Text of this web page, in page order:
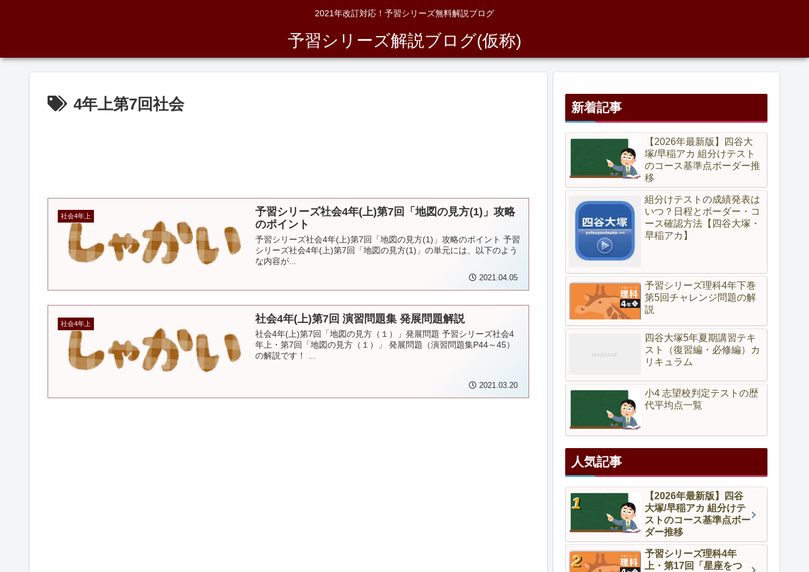
2021年改訂対応！予習シリーズ無料解説ブログ
予習シリーズ解説ブログ(仮称)
4年上第7回社会
社会4年上
予習シリーズ社会4年(上)第7回「地図の見方(1)」攻略
のポイント
予習シリーズ社会4年(上)第7回「地図の見方(1)」攻略のポイント 予習
シリーズ社会4年(上)第7回「地図の見方(1)」の単元には、以下のよう
な内容が...
2021.04.05
社会4年上 社会4年(上)第7回 演習問題集 発展問題解説
社会4年(上)第7回「地図の見方（１）」発展問題 予習シリーズ社会4
年上・第7回「地図の見方（１）」 発展問題（演習問題集P44～45）
の解説です！ ...
2021.03.20
新着記事
【2026年最新版】四谷大
塚/早稲アカ 組分けテスト
のコース基準点ボーダー推
移
組分けテストの成績発表は
いつ？日程とボーダー・コ
ース確認方法【四谷大塚・
早稲アカ】
予習シリーズ理科4年下巻
第5回チャレンジ問題の解
説
四谷大塚5年夏期講習テキ
スト（復習編・必修編）カ
リキュラム
小4 志望校判定テストの歴
代平均点一覧
人気記事
【2026年最新版】四谷
大塚/早稲アカ 組分けテ
ストのコース基準点ボー
ダー推移
予習シリーズ理科4年
上・第17回「星座をつ